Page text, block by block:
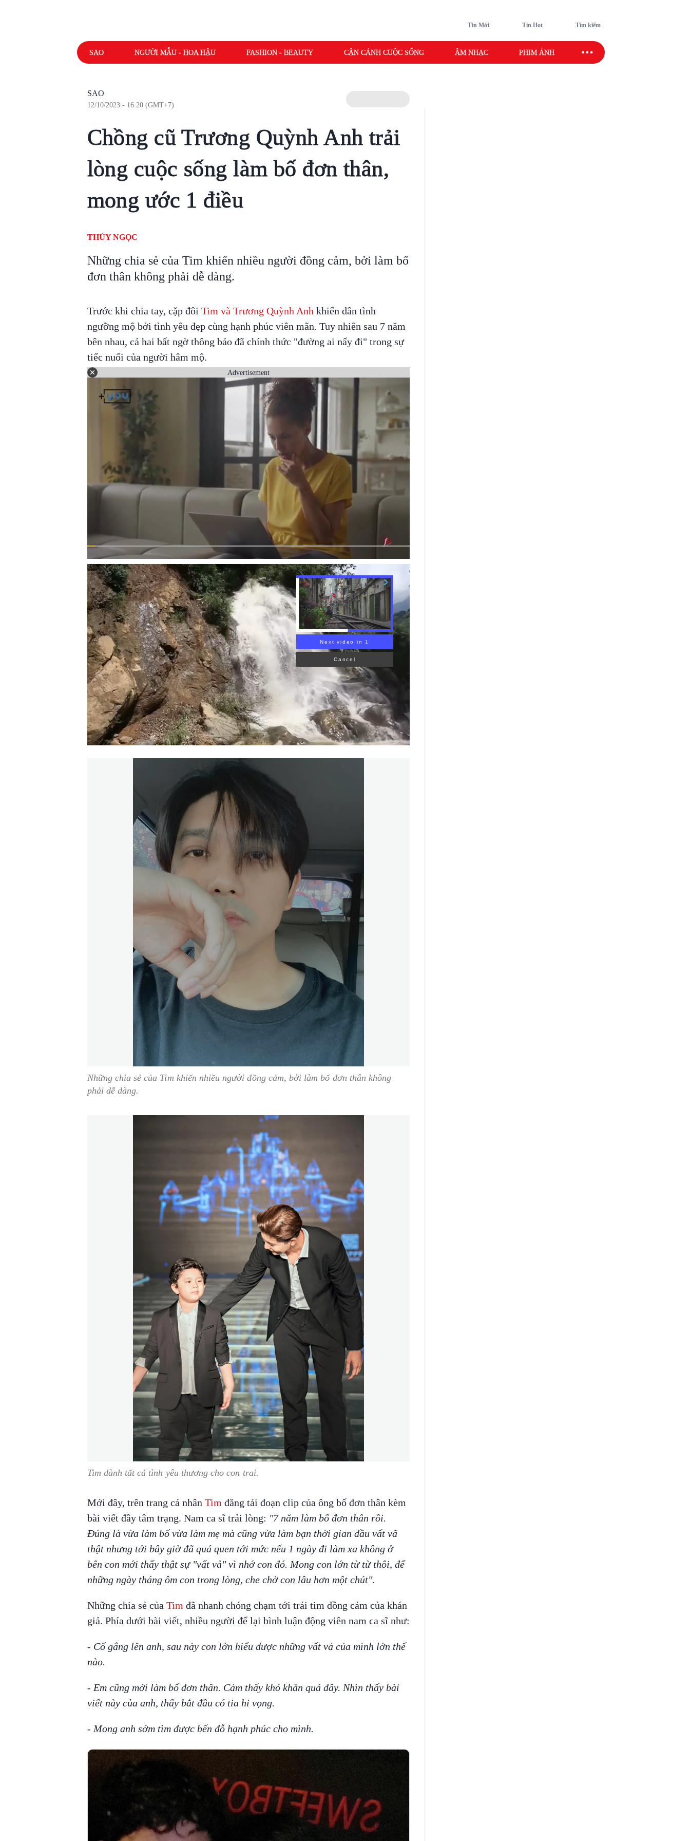
Tin Mới Tin Hot Tìm kiếm
SAO NGƯỜI MẪU - HOA HẬU FASHION - BEAUTY CẬN CẢNH CUỘC SỐNG ÂM NHẠC PHIM ẢNH SAO SPORT
SAO
12/10/2023 - 16:20 (GMT+7)
Chồng cũ Trương Quỳnh Anh trải
lòng cuộc sống làm bố đơn thân,
mong ước 1 điều
THÚY NGỌC
Những chia sẻ của Tim khiến nhiều người đồng cảm, bởi làm bố
đơn thân không phải dễ dàng.
Trước khi chia tay, cặp đôi Tim và Trương Quỳnh Anh khiến dân tình
ngưỡng mộ bởi tình yêu đẹp cùng hạnh phúc viên mãn. Tuy nhiên sau 7 năm
bên nhau, cả hai bất ngờ thông báo đã chính thức "đường ai nấy đi" trong sự
tiếc nuối của người hâm mộ.
Advertisement
Những chia sẻ của Tim khiến nhiều người đồng cảm, bởi làm bố đơn thân không
phải dễ dàng.
Tim dành tất cả tình yêu thương cho con trai.
Mới đây, trên trang cá nhân Tim đăng tải đoạn clip của ông bố đơn thân kèm
bài viết đầy tâm trạng. Nam ca sĩ trải lòng: "7 năm làm bố đơn thân rồi.
Đúng là vừa làm bố vừa làm mẹ mà cũng vừa làm bạn thời gian đầu vất vã
thật nhưng tới bây giờ đã quá quen tới mức nếu 1 ngày đi làm xa không ở
bên con mới thấy thật sự "vất vả" vì nhớ con đó. Mong con lớn từ từ thôi, để
những ngày tháng ôm con trong lòng, che chở con lâu hơn một chút".
Những chia sẻ của Tim đã nhanh chóng chạm tới trái tim đồng cảm của khán
giả. Phía dưới bài viết, nhiều người để lại bình luận động viên nam ca sĩ như:
- Cố gắng lên anh, sau này con lớn hiểu được những vất vả của mình lớn thế
nào.
- Em cũng mới làm bố đơn thân. Cảm thấy khó khăn quá đây. Nhìn thấy bài
viết này của anh, thấy bắt đầu có tia hi vọng.
- Mong anh sớm tìm được bến đỗ hạnh phúc cho mình.